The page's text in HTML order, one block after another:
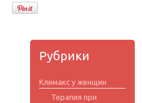
Рубрики
Климакс у женщин
Терапия при